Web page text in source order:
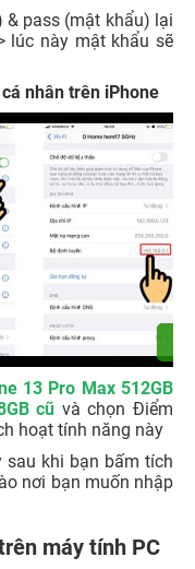
& pass (mật khẩu) lại
lúc này mật khẩu sẽ
nhân trên iPhone
13 Pro Max 512GB
cũ và chọn Điểm
hoạt tính năng này
sau khi bạn bấm tích
nơi bạn muốn nhập
máy tính PC